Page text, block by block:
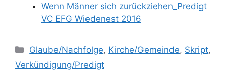
Wenn Männer sich zurückziehen_Predigt
VC EFG Wiedenest 2016
Kategorien
Glaube/Nachfolge, Kirche/Gemeinde, Skript,
Verkündigung/Predigt